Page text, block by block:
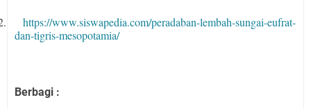
https://www.siswapedia.com/peradaban-lembah-sungai-eufrat-
dan-tigris-mesopotamia/
Berbagi :